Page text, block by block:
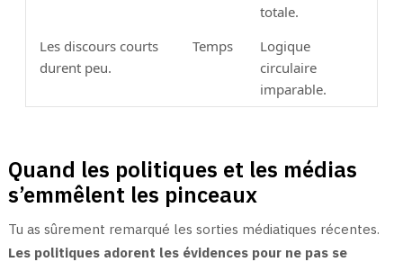
totale.
Les discours courts
durent peu.
Temps
Logique
circulaire
imparable.
Quand les politiques et les médias
s’emmêlent les pinceaux
Tu as sûrement remarqué les sorties médiatiques récentes.
Les politiques adorent les évidences pour ne pas se